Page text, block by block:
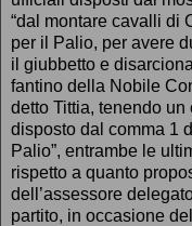
“dal montare cavalli di
per il Palio, per avere
il giubbetto e
fantino della Nobile
detto Tittia, tenendo
disposto dal comma 1
Palio”, entrambe le
rispetto a quanto
dell’assessore
partito, in occasione